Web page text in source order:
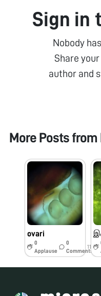
Sign in
Nobody
Share
author and
More Posts from
ovari
0
Applause
0
Comments
11w